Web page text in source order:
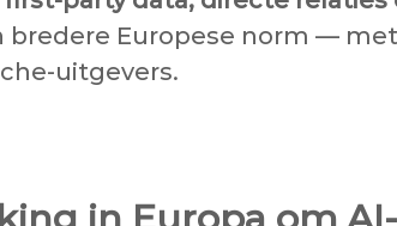
Europese norm —
uitgevers.